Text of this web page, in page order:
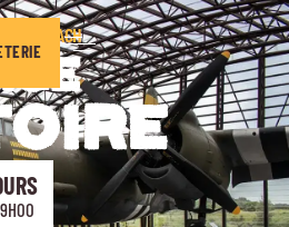
BEACH